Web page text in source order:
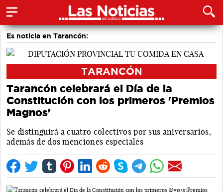
Es noticia en Tarancón:
TARANCÓN
Tarancón celebrará el Día de la
Constitución con los primeros 'Premios
Magnos'
Se distinguirá a cuatro colectivos por sus aniversarios,
además de dos menciones especiales